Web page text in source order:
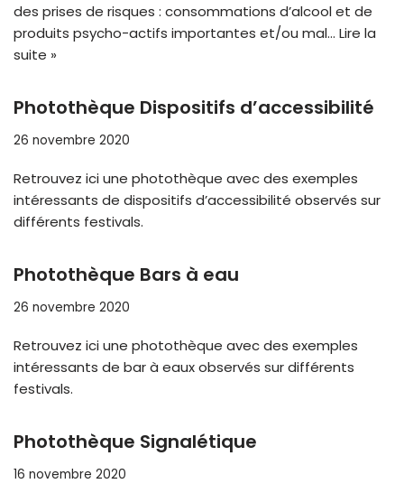
des prises de risques : consommations d’alcool et de
produits psycho-actifs importantes et/ou mal… Lire la
suite »
Photothèque Dispositifs d’accessibilité
26 novembre 2020
Retrouvez ici une photothèque avec des exemples
intéressants de dispositifs d’accessibilité observés sur
différents festivals.
Photothèque Bars à eau
26 novembre 2020
Retrouvez ici une photothèque avec des exemples
intéressants de bar à eaux observés sur différents
festivals.
Photothèque Signalétique
16 novembre 2020